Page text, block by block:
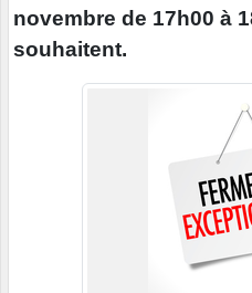
novembre de 17h00 à
souhaitent.